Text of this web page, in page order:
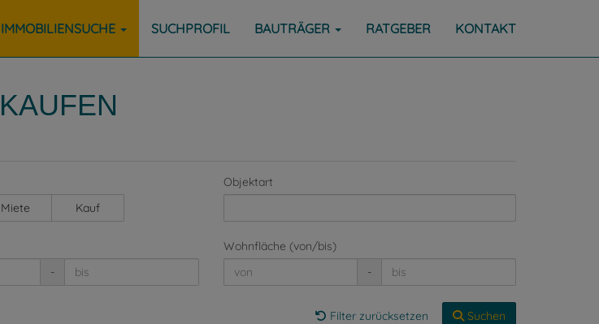
IMMOBILIENSUCHE SUCHPROFIL BAUTRÄGER RATGEBER KONTAKT
Miete Kauf
Objektart
-
Wohnfläche (von/bis)
-
Filter zurücksetzen Suchen